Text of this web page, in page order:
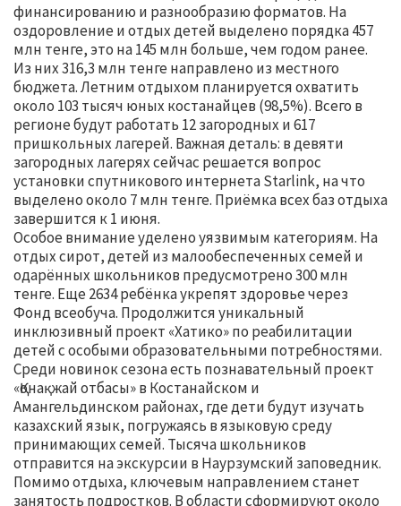
финансированию и разнообразию форматов. На
оздоровление и отдых детей выделено порядка 457
млн тенге, это на 145 млн больше, чем годом ранее.
Из них 316,3 млн тенге направлено из местного
бюджета. Летним отдыхом планируется охватить
около 103 тысяч юных костанайцев (98,5%). Всего в
регионе будут работать 12 загородных и 617
пришкольных лагерей. Важная деталь: в девяти
загородных лагерях сейчас решается вопрос
установки спутникового интернета Starlink, на что
выделено около 7 млн тенге. Приёмка всех баз отдыха
завершится к 1 июня.
Особое внимание уделено уязвимым категориям. На
отдых сирот, детей из малообеспеченных семей и
одарённых школьников предусмотрено 300 млн
тенге. Еще 2634 ребёнка укрепят здоровье через
Фонд всеобуча. Продолжится уникальный
инклюзивный проект «Хатико» по реабилитации
детей с особыми образовательными потребностями.
Среди новинок сезона есть познавательный проект
«Қонақжай отбасы» в Костанайском и
Амангельдинском районах, где дети будут изучать
казахский язык, погружаясь в языковую среду
принимающих семей. Тысяча школьников
отправится на экскурсии в Наурзумский заповедник.
Помимо отдыха, ключевым направлением станет
занятость подростков. В области сформируют около